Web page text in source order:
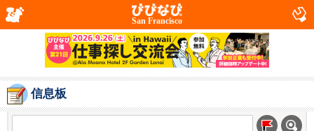
San Francisco
信息板